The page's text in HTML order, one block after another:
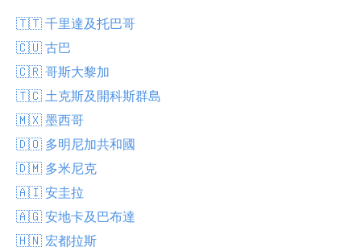
🇹🇹 千里達及托巴哥
🇨🇺 古巴
🇨🇷 哥斯大黎加
🇹🇨 土克斯及開科斯群島
🇲🇽 墨西哥
🇩🇴 多明尼加共和國
🇩🇲 多米尼克
🇦🇮 安圭拉
🇦🇬 安地卡及巴布達
🇭🇳 宏都拉斯